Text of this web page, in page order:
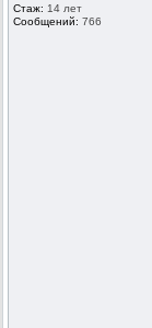
Стаж: 14 лет
Сообщений: 766